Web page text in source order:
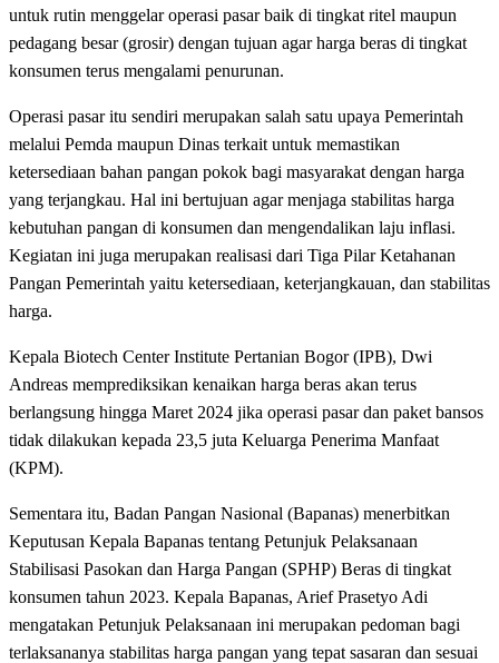
untuk rutin menggelar operasi pasar baik di tingkat ritel maupun
pedagang besar (grosir) dengan tujuan agar harga beras di tingkat
konsumen terus mengalami penurunan.
Operasi pasar itu sendiri merupakan salah satu upaya Pemerintah
melalui Pemda maupun Dinas terkait untuk memastikan
ketersediaan bahan pangan pokok bagi masyarakat dengan harga
yang terjangkau. Hal ini bertujuan agar menjaga stabilitas harga
kebutuhan pangan di konsumen dan mengendalikan laju inflasi.
Kegiatan ini juga merupakan realisasi dari Tiga Pilar Ketahanan
Pangan Pemerintah yaitu ketersediaan, keterjangkauan, dan stabilitas
harga.
Kepala Biotech Center Institute Pertanian Bogor (IPB), Dwi
Andreas memprediksikan kenaikan harga beras akan terus
berlangsung hingga Maret 2024 jika operasi pasar dan paket bansos
tidak dilakukan kepada 23,5 juta Keluarga Penerima Manfaat
(KPM).
Sementara itu, Badan Pangan Nasional (Bapanas) menerbitkan
Keputusan Kepala Bapanas tentang Petunjuk Pelaksanaan
Stabilisasi Pasokan dan Harga Pangan (SPHP) Beras di tingkat
konsumen tahun 2023. Kepala Bapanas, Arief Prasetyo Adi
mengatakan Petunjuk Pelaksanaan ini merupakan pedoman bagi
terlaksananya stabilitas harga pangan yang tepat sasaran dan sesuai